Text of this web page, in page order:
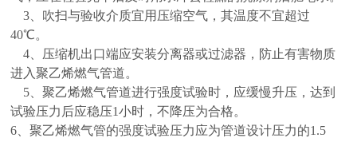
3、吹扫与验收介质宜用压缩空气，其温度不宜超过
40℃。
4、压缩机出口端应安装分离器或过滤器，防止有害物质
进入聚乙烯燃气管道。
5、聚乙烯燃气管道进行强度试验时，应缓慢升压，达到
试验压力后应稳压1小时，不降压为合格。
6、聚乙烯燃气管的强度试验压力应为管道设计压力的1.5